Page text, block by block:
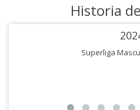
Historia
Superliga